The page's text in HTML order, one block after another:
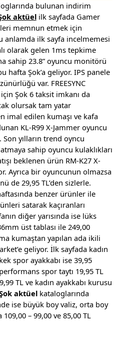
bulunan indirim
aktüelilk sayfada Gamer
memnun etmek için
anlamda ilk sayfa incelmemesi
olarak gelen 1ms tepkime
sahip 23.8” oyuncu monitörü
hafta Şok’a geliyor. IPS panele
var. FREESYNC
Şok 6 taksit imkanı da
olursak tam yatar
imal edilen kumaşı ve kafa
KL-R99 X-Jammer oyuncu
yılların trend oyncu
sahip oyuncu kulaklıkları
beklenen ürün RM-K27 X-
Ayrıca bir oyuncunun olmazsa
de 29,95 TL’den sizlerle.
benzer ürünler ile
satarak kaçıranları
diğer yarısında ise lüks
üst tablası ile 249,00
kumaştan yapılan ada ikili
geliyor. İlk sayfada kadın
spor ayakkabı ise 39,95
spor taytı 19,95 TL
TL ve kadın ayakkabı kurusu
aktüelkataloglarında
ise büyük boy valiz, orta boy
– 99,00 ve 85,00 TL